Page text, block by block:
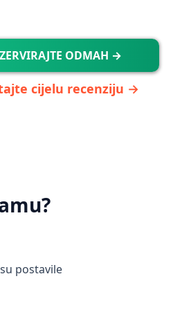
ODMAH →
cijelu recenziju →
postavile